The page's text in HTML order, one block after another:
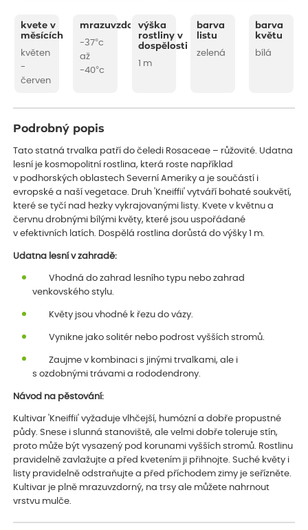
kvete v
měsících
květen
-
červen
mrazuvzdornost
-37°c
až
-40°c
výška
rostliny v
dospělosti
1 m
barva
listu
zelená
barva
květu
bílá
Podrobný popis
Tato statná trvalka patří do čeledi Rosaceae – růžovité. Udatna
lesní je kosmopolitní rostlina, která roste například
v podhorských oblastech Severní Ameriky a je součástí i
evropské a naší vegetace. Druh 'Kneiffii' vytváří bohaté soukvětí,
které se tyčí nad hezky vykrajovanými listy. Kvete v květnu a
červnu drobnými bílými květy, které jsou uspořádané
v efektivních latích. Dospělá rostlina dorůstá do výšky 1 m.
Udatna lesní v zahradě:
Vhodná do zahrad lesního typu nebo zahrad
venkovského stylu.
Květy jsou vhodné k řezu do vázy.
Vynikne jako solitér nebo podrost vyšších stromů.
Zaujme v kombinaci s jinými trvalkami, ale i
s ozdobnými trávami a rododendrony.
Návod na pěstování:
Kultivar 'Kneiffii' vyžaduje vlhčejší, humózní a dobře propustné
půdy. Snese i slunná stanoviště, ale velmi dobře toleruje stín,
proto může být vysazený pod korunami vyšších stromů. Rostlinu
pravidelně zavlažujte a před kvetením ji přihnojte. Suché květy i
listy pravidelně odstraňujte a před příchodem zimy je seřízněte.
Kultivar je plně mrazuvzdorný, na trsy ale můžete nahrnout
vrstvu mulče.